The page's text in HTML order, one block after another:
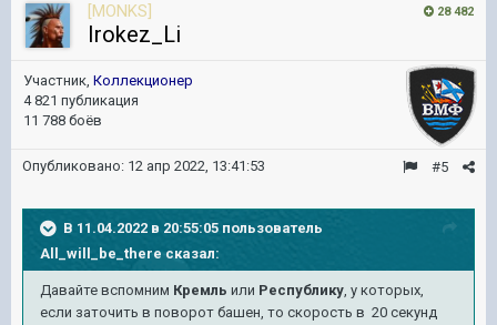
28 482
[MONKS]
Irokez_Li
Участник, Коллекционер
4 821 публикация
11 788 боёв
#5
Опубликовано: 12 апр 2022, 13:41:53
В 11.04.2022 в 20:55:05 пользователь
All_will_be_thereсказал:
Давайте вспомним Кремль или Республику, у которых,
если заточить в поворот башен, то скорость в 20 секунд